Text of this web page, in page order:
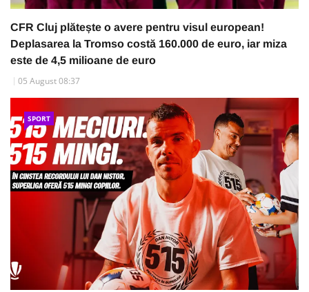
CFR Cluj plătește o avere pentru visul european!
Deplasarea la Tromso costă 160.000 de euro, iar miza
este de 4,5 milioane de euro
05 August 08:37
SPORT